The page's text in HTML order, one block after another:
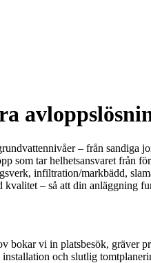
– från sandiga
som tar helhetsansvaret från
infiltration/markbädd,
– så att din anläggning
vi in platsbesök, gräver
och slutlig